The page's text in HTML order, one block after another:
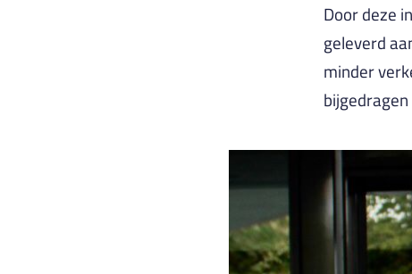
Door deze
geleverd
minder